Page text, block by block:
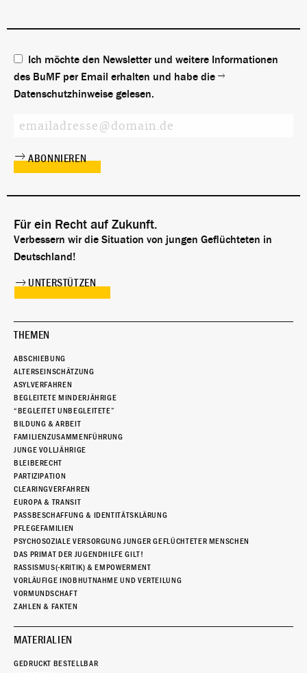
Ich möchte den Newsletter und weitere Informationen
des BuMF per Email erhalten und habe die
Datenschutzhinweise gelesen.
Für ein Recht auf Zukunft.
Verbessern wir die Situation von jungen Geflüchteten in
Deutschland!
UNTERSTÜTZEN
THEMEN
ABSCHIEBUNG
ALTERSEINSCHÄTZUNG
ASYLVERFAHREN
BEGLEITETE MINDERJÄHRIGE
“BEGLEITET UNBEGLEITETE”
BILDUNG & ARBEIT
FAMILIENZUSAMMENFÜHRUNG
JUNGE VOLLJÄHRIGE
BLEIBERECHT
PARTIZIPATION
CLEARINGVERFAHREN
EUROPA & TRANSIT
PASSBESCHAFFUNG & IDENTITÄTSKLÄRUNG
PFLEGEFAMILIEN
PSYCHOSOZIALE VERSORGUNG JUNGER GEFLÜCHTETER MENSCHEN
DAS PRIMAT DER JUGENDHILFE GILT!
RASSISMUS(-KRITIK) & EMPOWERMENT
VORLÄUFIGE INOBHUTNAHME UND VERTEILUNG
VORMUNDSCHAFT
ZAHLEN & FAKTEN
MATERIALIEN
GEDRUCKT BESTELLBAR